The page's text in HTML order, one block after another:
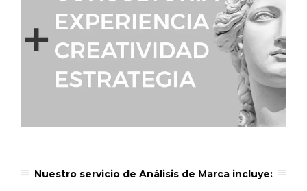
Nuestro servicio de Análisis de Marca incluye: